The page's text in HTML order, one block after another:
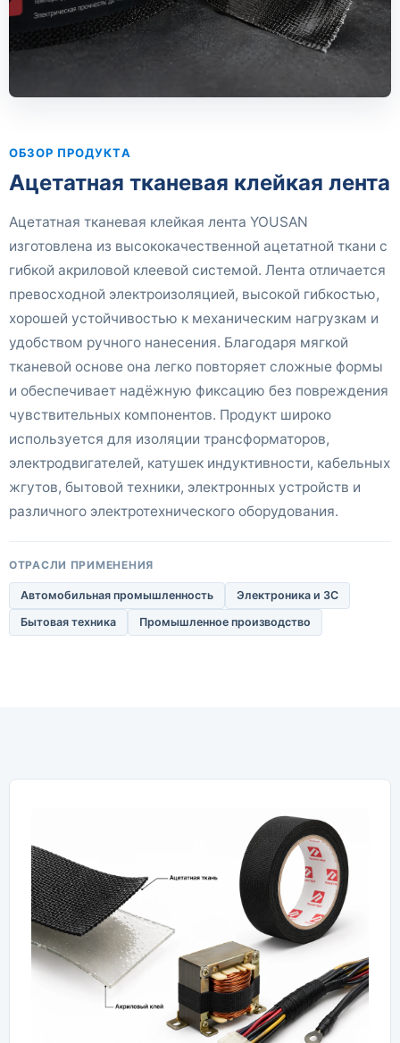
ОБЗОР ПРОДУКТА
Ацетатная тканевая клейкая лента
Ацетатная тканевая клейкая лента YOUSAN
изготовлена из высококачественной ацетатной ткани с
гибкой акриловой клеевой системой. Лента отличается
превосходной электроизоляцией, высокой гибкостью,
хорошей устойчивостью к механическим нагрузкам и
удобством ручного нанесения. Благодаря мягкой
тканевой основе она легко повторяет сложные формы
и обеспечивает надёжную фиксацию без повреждения
чувствительных компонентов. Продукт широко
используется для изоляции трансформаторов,
электродвигателей, катушек индуктивности, кабельных
жгутов, бытовой техники, электронных устройств и
различного электротехнического оборудования.
ОТРАСЛИ ПРИМЕНЕНИЯ
Автомобильная промышленность
Электроника и 3C
Бытовая техника
Промышленное производство